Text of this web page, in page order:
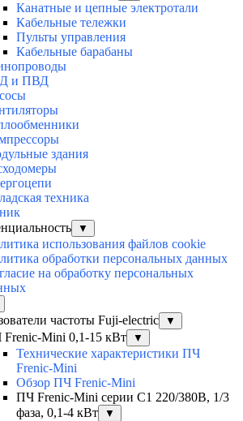
Канатные и цепные электротали
Кабельные тележки
Пульты управления
Кабельные барабаны
и ПВД
здания
техника
▼
использования файлов cookie
обработки персональных данных
на обработку персональных
частоты Fuji-electric ▼
Mini 0,1-15 кВт ▼
Технические характеристики ПЧ
Frenic-Mini
Обзор ПЧ Frenic-Mini
ПЧ Frenic-Mini серии C1 220/380В, 1/3
фаза, 0,1-4 кВт
▼